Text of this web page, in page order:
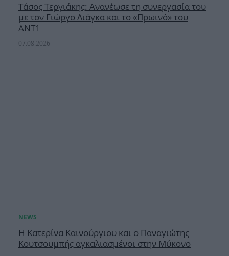
Τάσος Τεργιάκης: Ανανέωσε τη συνεργασία του
με τον Γιώργο Λιάγκα και το «Πρωινό» του
ΑΝΤ1
07.08.2026
Η Κατερίνα Καινούργιου και ο Παναγιώτης
Κουτσουμπής αγκαλιασμένοι στην Μύκονο